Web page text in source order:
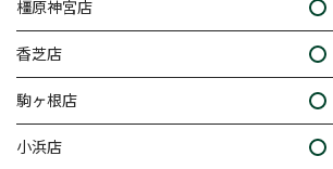
橿原神宮店
香芝店
駒ヶ根店
小浜店